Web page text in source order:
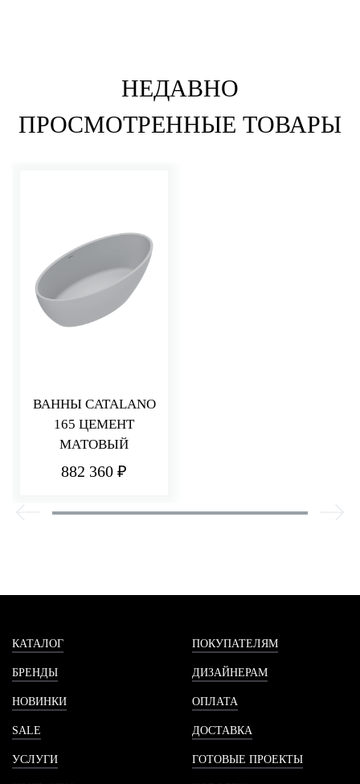
НЕДАВНО
ПРОСМОТРЕННЫЕ ТОВАРЫ
ВАННЫ CATALANO
165 ЦЕМЕНТ
МАТОВЫЙ
882 360 ₽
КАТАЛОГ
БРЕНДЫ
НОВИНКИ
SALE
УСЛУГИ
ПОКУПАТЕЛЯМ
ДИЗАЙНЕРАМ
ОПЛАТА
ДОСТАВКА
ГОТОВЫЕ ПРОЕКТЫ